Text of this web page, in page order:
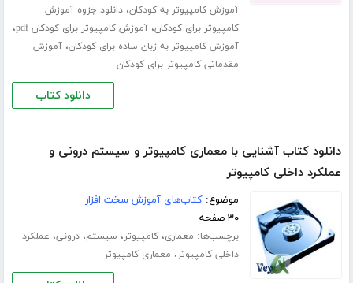
آموزش کامپیوتر به کودکان،دانلود جزوه آموزش
کامپیوتر برای کودکان،آموزش کامپیوتر برای کودکان pdf ،
آموزش کامپیوتر به زبان ساده برای کودکان،آموزش
مقدماتی کامپیوتر برای کودکان
دانلود کتاب
دانلود کتاب آشنایی با معماری کامپیوتر و سیستم درونی و
عملکرد داخلی کامپیوتر
موضوع:کتاب‌های آموزش سخت افزار
۳۰ صفحه
برچسب‌ها: معماری،کامپیوتر، سیستم،درونی، عملکرد
داخلی کامپیوتر، معماری کامپیوتر